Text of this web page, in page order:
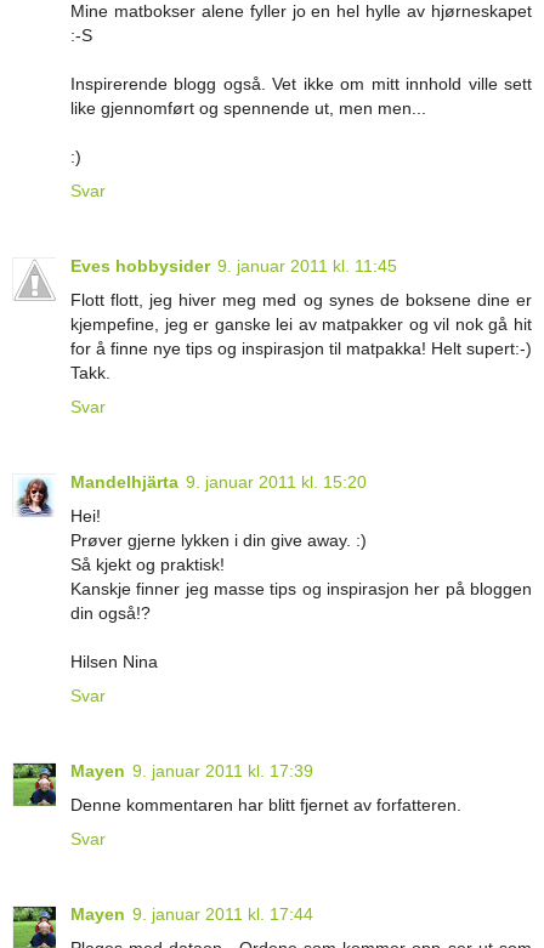
Mine matbokser alene fyller jo en hel hylle av hjørneskapet
:-S
Inspirerende blogg også. Vet ikke om mitt innhold ville sett
like gjennomført og spennende ut, men men...
:)
Svar
Eves hobbysider 9. januar 2011 kl. 11:45
Flott flott, jeg hiver meg med og synes de boksene dine er
kjempefine, jeg er ganske lei av matpakker og vil nok gå hit
for å finne nye tips og inspirasjon til matpakka! Helt supert:-)
Takk.
Svar
Mandelhjärta 9. januar 2011 kl. 15:20
Hei!
Prøver gjerne lykken i din give away. :)
Så kjekt og praktisk!
Kanskje finner jeg masse tips og inspirasjon her på bloggen
din også!?
Hilsen Nina
Svar
Mayen 9. januar 2011 kl. 17:39
Denne kommentaren har blitt fjernet av forfatteren.
Svar
Mayen 9. januar 2011 kl. 17:44